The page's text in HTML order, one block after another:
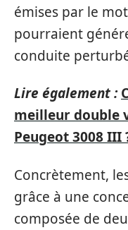
émises par le
pourraient
conduite
Lire également :
meilleur double
Peugeot 3008 III
Concrètement,
grâce à une
composée de